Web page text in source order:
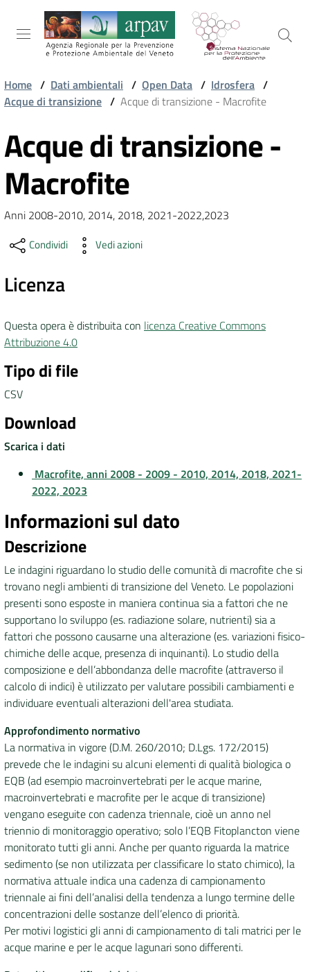
Salta al contenuto
Salta alla navigazione
Salta al footer
ARPAV
AMBIENTALI
TERRITORIO
SERVIZI
DATI
Seguici
su
Home / Dati ambientali / Open Data / Idrosfera /
Acque di transizione / Acque di transizione - Macrofite
Vai al contenuto
Acque di transizione -
Macrofite
Anni 2008-2010, 2014, 2018, 2021-2022,2023
Condividi Vedi azioni
Licenza
Questa opera è distribuita con licenza Creative Commons
Attribuzione 4.0
Tipo di file
CSV
Download
Scarica i dati
Macrofite, anni 2008 - 2009 - 2010, 2014, 2018, 2021-
2022, 2023
Informazioni sul dato
Descrizione
Le indagini riguardano lo studio delle comunità di macrofite che si
trovano negli ambienti di transizione del Veneto. Le popolazioni
presenti sono esposte in maniera continua sia a fattori che ne
supportano lo sviluppo (es. radiazione solare, nutrienti) sia a
fattori che possono causarne una alterazione (es. variazioni fisico-
chimiche delle acque, presenza di inquinanti). Lo studio della
composizione e dell’abbondanza delle macrofite (attraverso il
calcolo di indici) è utilizzato per valutare possibili cambiamenti e
individuare eventuali alterazioni dell'area studiata.
Approfondimento normativo
La normativa in vigore (D.M. 260/2010; D.Lgs. 172/2015)
prevede che le indagini su alcuni elementi di qualità biologica o
EQB (ad esempio macroinvertebrati per le acque marine,
macroinvertebrati e macrofite per le acque di transizione)
vengano eseguite con cadenza triennale, cioè un anno nel
triennio di monitoraggio operativo; solo l’EQB Fitoplancton viene
monitorato tutti gli anni. Anche per quanto riguarda la matrice
sedimento (se non utilizzata per classificare lo stato chimico), la
normativa attuale indica una cadenza di campionamento
triennale ai fini dell’analisi della tendenza a lungo termine delle
concentrazioni delle sostanze dell’elenco di priorità.
Per motivi logistici gli anni di campionamento di tali matrici per le
acque marine e per le acque lagunari sono differenti.